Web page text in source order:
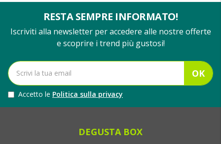
RESTA SEMPRE INFORMATO!
Iscriviti alla newsletter per accedere alle nostre offerte
e scoprire i trend più gustosi!
OK
Accetto le Politica sulla privacy
DEGUSTA BOX